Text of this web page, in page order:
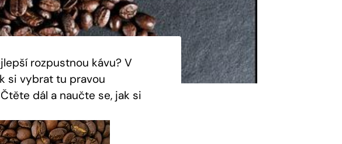
rozpustnou kávu? V
si vybrat tu pravou
dál a naučte se, jak si